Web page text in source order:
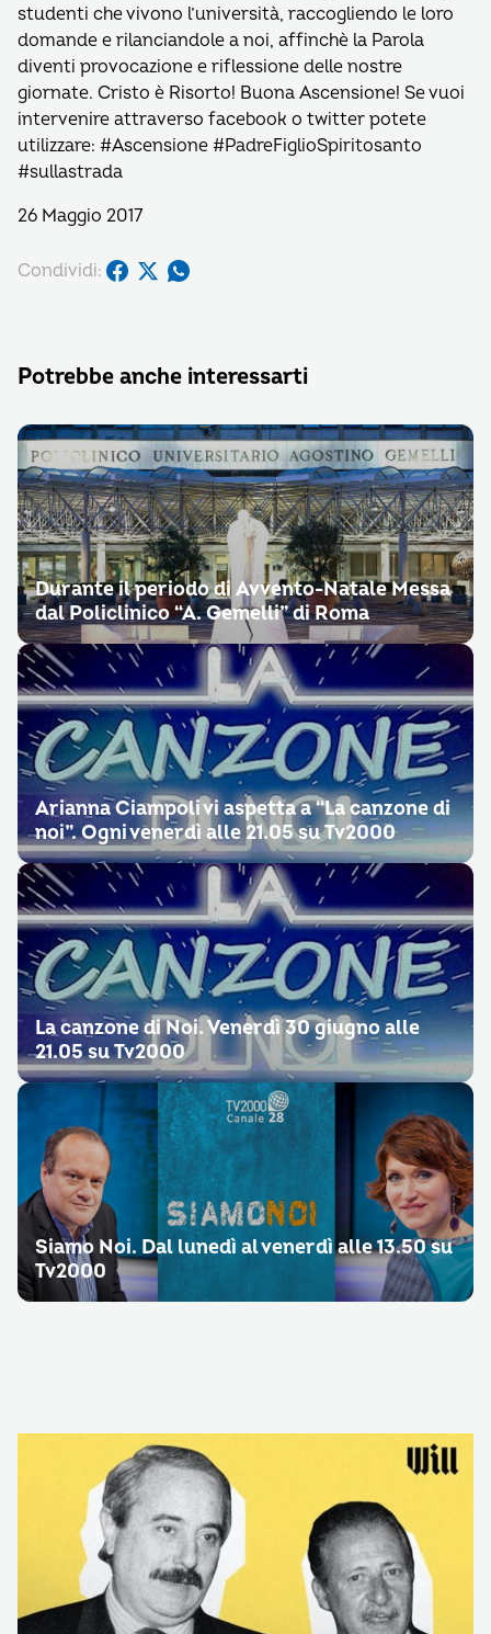
studenti che vivono l’università, raccogliendo le loro
domande e rilanciandole a noi, affinchè la Parola
diventi provocazione e riflessione delle nostre
giornate. Cristo è Risorto! Buona Ascensione! Se vuoi
intervenire attraverso facebook o twitter potete
utilizzare: #Ascensione #PadreFiglioSpiritosanto
#sullastrada
26 Maggio 2017
Condividi:
Potrebbe anche interessarti
Durante il periodo di Avvento-Natale Messa
dal Policlinico “A. Gemelli” di Roma
Arianna Ciampoli vi aspetta a “La canzone di
noi”. Ogni venerdì alle 21.05 su Tv2000
La canzone di Noi. Venerdì 30 giugno alle
21.05 su Tv2000
Siamo Noi. Dal lunedì al venerdì alle 13.50 su
Tv2000